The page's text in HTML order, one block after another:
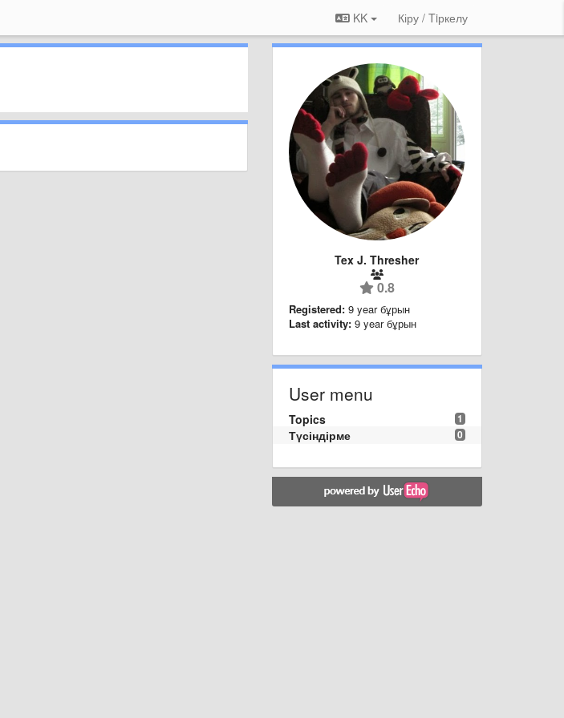
KK Кіру / Tiркелу
Tex J. Thresher
0.8
Registered: 9 year бұрын
Last activity: 9 year бұрын
User menu
1
Topics
0
Түсіндірме